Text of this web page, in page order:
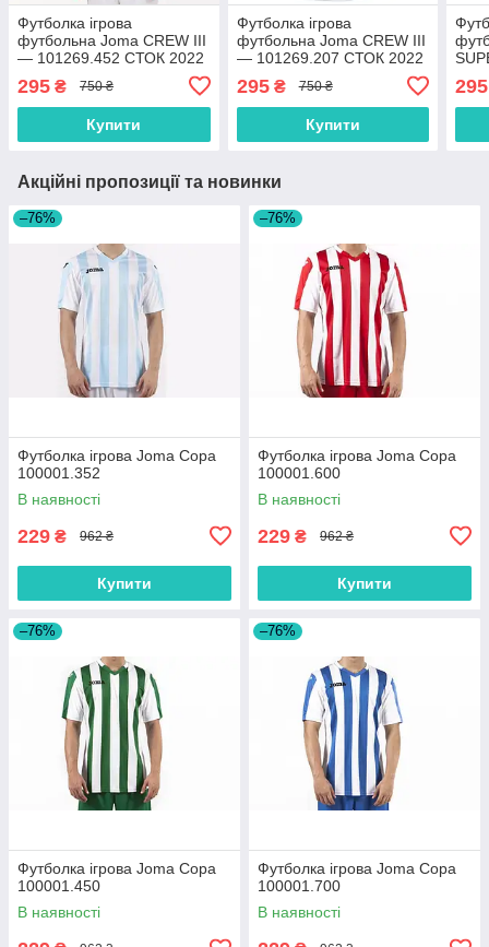
Футболка ігрова
футбольна Joma CREW III
— 101269.452 СТОК 2022
295 ₴ 750 ₴
Купити
Футболка ігрова
футбольна Joma CREW III
— 101269.207 СТОК 2022
295₴ 750 ₴
Купити
295
Акційні пропозиції та новинки
–76%
Футболка ігрова Joma Copa
100001.352
В наявності
229 ₴ 962 ₴
Купити
–76%
Футболка ігрова Joma Copa
100001.600
В наявності
229 ₴ 962 ₴
Купити
–76%
Футболка ігрова Joma Copa
100001.450
В наявності
–76%
Футболка ігрова Joma Copa
100001.700
В наявності